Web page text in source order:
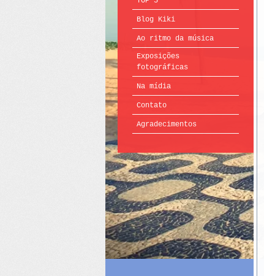
Blog Kiki
Ao ritmo da música
Exposições
fotográficas
Na mídia
Contato
Agradecimentos